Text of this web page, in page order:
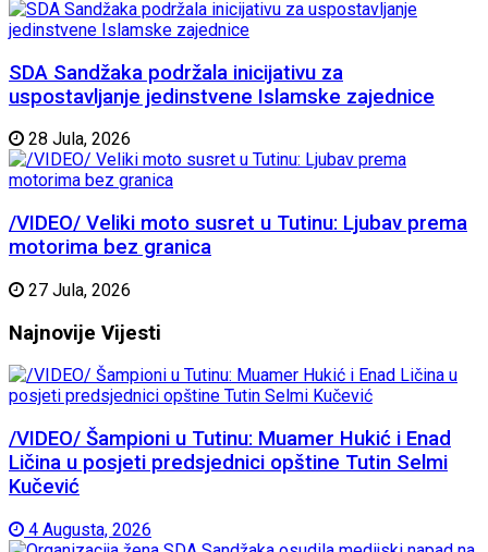
SDA Sandžaka podržala inicijativu za
uspostavljanje jedinstvene Islamske zajednice
28 Jula, 2026
/VIDEO/ Veliki moto susret u Tutinu: Ljubav prema
motorima bez granica
27 Jula, 2026
Najnovije Vijesti
/VIDEO/ Šampioni u Tutinu: Muamer Hukić i Enad
Ličina u posjeti predsjednici opštine Tutin Selmi
Kučević
4 Augusta, 2026